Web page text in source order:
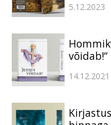
5.12.2023
võidab!“
14.12.2021